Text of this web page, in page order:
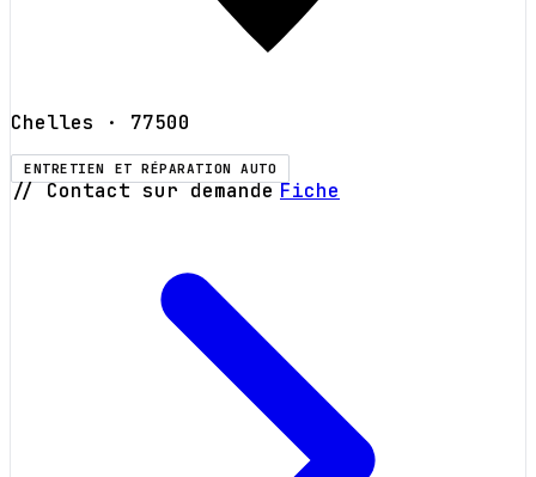
Chelles · 77500
ENTRETIEN ET RÉPARATION AUTO
// Contact sur demande Fiche